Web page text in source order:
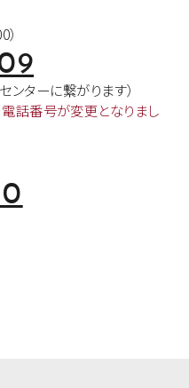
センターに繋がります）
電話番号が変更となりまし